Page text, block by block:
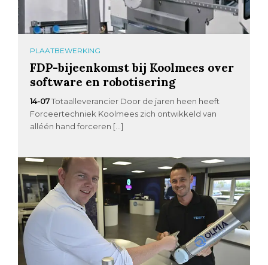
PLAATBEWERKING
FDP-bijeenkomst bij Koolmees over
software en robotisering
14-07 Totaalleverancier Door de jaren heen heeft
Forceertechniek Koolmees zich ontwikkeld van
alléén hand forceren […]